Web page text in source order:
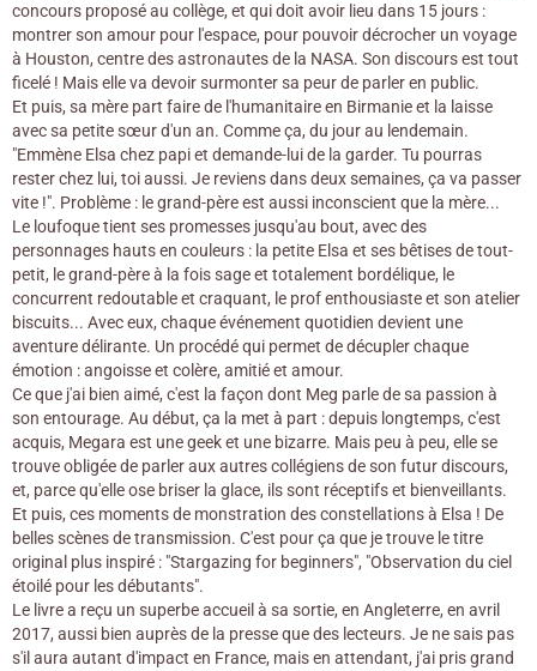
concours proposé au collège, et qui doit avoir lieu dans 15 jours :
montrer son amour pour l'espace, pour pouvoir décrocher un voyage
à Houston, centre des astronautes de la NASA. Son discours est tout
ficelé ! Mais elle va devoir surmonter sa peur de parler en public.
Et puis, sa mère part faire de l'humanitaire en Birmanie et la laisse
avec sa petite sœur d'un an. Comme ça, du jour au lendemain.
"Emmène Elsa chez papi et demande-lui de la garder. Tu pourras
rester chez lui, toi aussi. Je reviens dans deux semaines, ça va passer
vite !". Problème : le grand-père est aussi inconscient que la mère...
Le loufoque tient ses promesses jusqu'au bout, avec des
personnages hauts en couleurs : la petite Elsa et ses bêtises de tout-
petit, le grand-père à la fois sage et totalement bordélique, le
concurrent redoutable et craquant, le prof enthousiaste et son atelier
biscuits... Avec eux, chaque événement quotidien devient une
aventure délirante. Un procédé qui permet de décupler chaque
émotion : angoisse et colère, amitié et amour.
Ce que j'ai bien aimé, c'est la façon dont Meg parle de sa passion à
son entourage. Au début, ça la met à part : depuis longtemps, c'est
acquis, Megara est une geek et une bizarre. Mais peu à peu, elle se
trouve obligée de parler aux autres collégiens de son futur discours,
et, parce qu'elle ose briser la glace, ils sont réceptifs et bienveillants.
Et puis, ces moments de monstration des constellations à Elsa ! De
belles scènes de transmission. C'est pour ça que je trouve le titre
original plus inspiré : "Stargazing for beginners", "Observation du ciel
étoilé pour les débutants".
Le livre a reçu un superbe accueil à sa sortie, en Angleterre, en avril
2017, aussi bien auprès de la presse que des lecteurs. Je ne sais pas
s'il aura autant d'impact en France, mais en attendant, j'ai pris grand